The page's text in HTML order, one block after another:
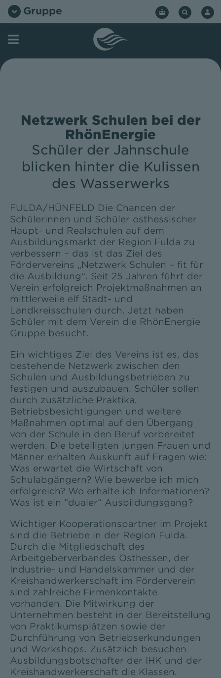
Zum
InhaltGruppe
Netzwerk Schulen bei der
RhönEnergie
Schüler der Jahnschule
blicken hinter die Kulissen
des Wasserwerks
FULDA/HÜNFELD Die Chancen der
Schülerinnen und Schüler osthessischer
Haupt- und Realschulen auf dem
Ausbildungsmarkt der Region Fulda zu
verbessern – das ist das Ziel des
Fördervereins „Netzwerk Schulen – fit für
die Ausbildung“. Seit 25 Jahren führt der
Verein erfolgreich Projektmaßnahmen an
mittlerweile elf Stadt- und
Landkreisschulen durch. Jetzt haben
Schüler mit dem Verein die RhönEnergie
Gruppe besucht.
Ein wichtiges Ziel des Vereins ist es, das
bestehende Netzwerk zwischen den
Schulen und Ausbildungsbetrieben zu
festigen und auszubauen. Schüler sollen
durch zusätzliche Praktika,
Betriebsbesichtigungen und weitere
Maßnahmen optimal auf den Übergang
von der Schule in den Beruf vorbereitet
werden. Die beteiligten jungen Frauen und
Männer erhalten Auskunft auf Fragen wie:
Was erwartet die Wirtschaft von
Schulabgängern? Wie bewerbe ich mich
erfolgreich? Wo erhalte ich Informationen?
Was ist ein “dualer“ Ausbildungsgang?
Wichtiger Kooperationspartner im Projekt
sind die Betriebe in der Region Fulda.
Durch die Mitgliedschaft des
Arbeitgeberverbandes Osthessen, der
Industrie- und Handelskammer und der
Kreishandwerkerschaft im Förderverein
sind zahlreiche Firmenkontakte
vorhanden. Die Mitwirkung der
Unternehmen besteht in der Bereitstellung
von Praktikumsplätzen sowie der
Durchführung von Betriebserkundungen
und Workshops. Zusätzlich besuchen
Ausbildungsbotschafter der IHK und der
Kreishandwerkerschaft die Klassen.